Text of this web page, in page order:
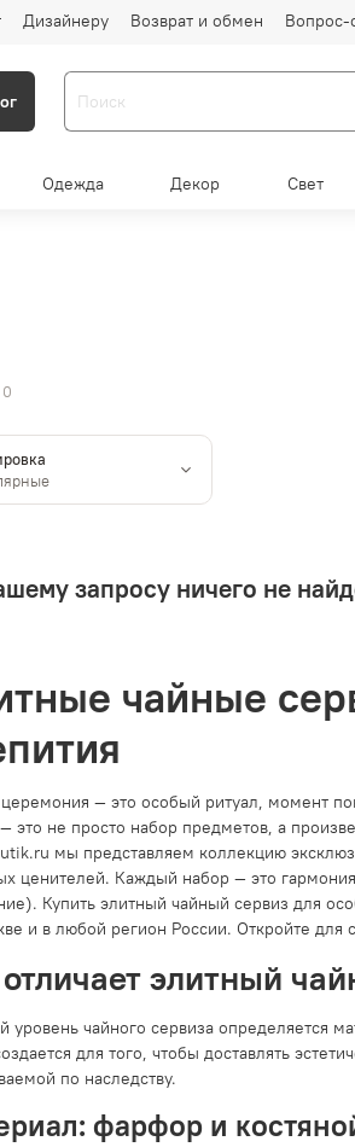
Дизайнеру Возврат и обмен Вопрос-
Одежда Декор Свет
0
запросу ничего не
чайные
— это особый ритуал, момент
это не просто набор предметов, а
мы представляем коллекцию
ценителей. Каждый набор — это
Купить элитный чайный сервиз для
и в любой регион России. Откройте для
элитный
уровень чайного сервиза определяется
для того, чтобы доставлять
по наследству.
фарфор и